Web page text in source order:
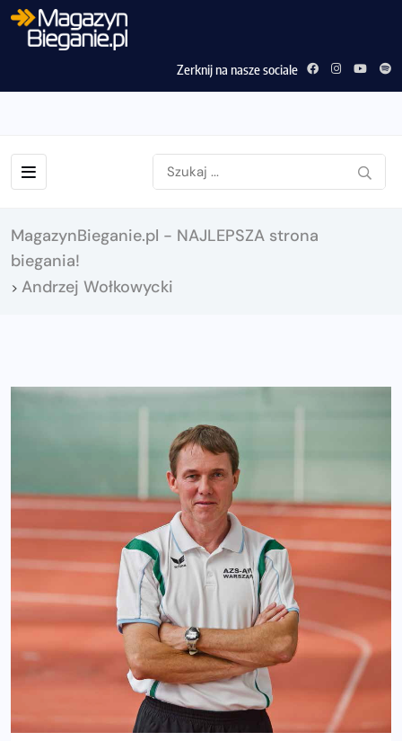
Zerknij na nasze sociale
MagazynBieganie.pl - NAJLEPSZA strona
biegania!
> Andrzej Wołkowycki